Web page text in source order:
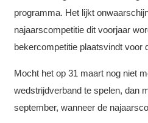
programma. Het lijkt
najaarscompetitie dit voorjaar
bekercompetitie plaatsvindt voor
Mocht het op 31 maart nog niet
wedstrijdverband te spelen, dan
september, wanneer de